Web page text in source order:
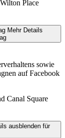
Place
Mehr Details
sowie
auf Facebook
Canal Square
ausblendenfür